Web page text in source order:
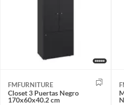
FMFURNITURE
Closet 3 Puertas Negro
170x60x40.2 cm